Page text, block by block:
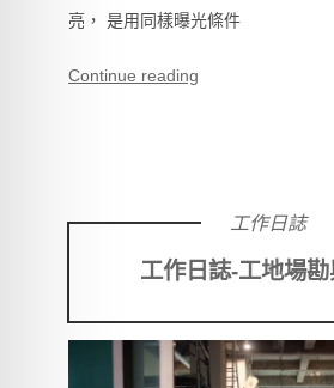
亮， 是用同樣曝光條件
Continue reading
工作日誌-工地場
工作日誌